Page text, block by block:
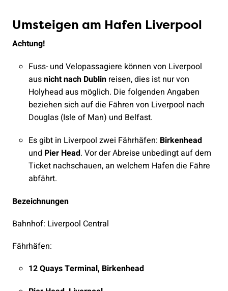
Umsteigen am Hafen Liverpool
Achtung!
Fuss- und Velopassagiere können von Liverpool
ausnicht nach Dublin reisen, dies ist nur von
Holyhead aus möglich. Die folgenden Angaben
beziehen sich auf die Fähren von Liverpool nach
Douglas (Isle of Man) und Belfast.
Es gibt in Liverpool zwei Fährhäfen: Birkenhead
und Pier Head. Vor der Abreise unbedingt auf dem
Ticket nachschauen, an welchem Hafen die Fähre
abfährt.
Bezeichnungen
Bahnhof: Liverpool Central
Fährhäfen:
12 Quays Terminal, Birkenhead